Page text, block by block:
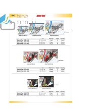
TO
WISH
LIST
COMPARE